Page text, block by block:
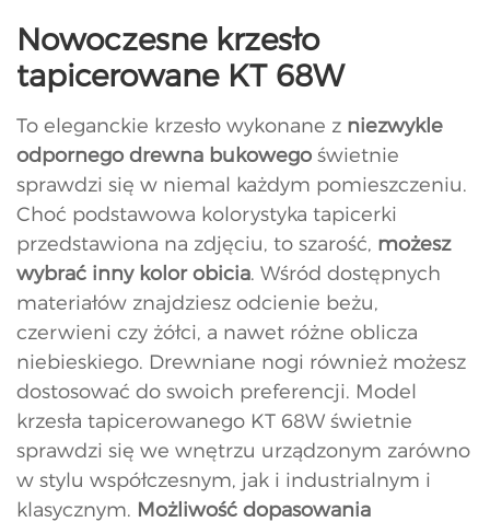
Nowoczesne krzesło
tapicerowane KT 68W
To eleganckie krzesło wykonane z niezwykle
odpornego drewna bukowego świetnie
sprawdzi się w niemal każdym pomieszczeniu.
Choć podstawowa kolorystyka tapicerki
przedstawiona na zdjęciu, to szarość, możesz
wybrać inny kolor obicia. Wśród dostępnych
materiałów znajdziesz odcienie beżu,
czerwieni czy żółci, a nawet różne oblicza
niebieskiego. Drewniane nogi również możesz
dostosować do swoich preferencji. Model
krzesła tapicerowanego KT 68W świetnie
sprawdzi się we wnętrzu urządzonym zarówno
w stylu współczesnym, jak i industrialnym i
klasycznym. Możliwość dopasowania